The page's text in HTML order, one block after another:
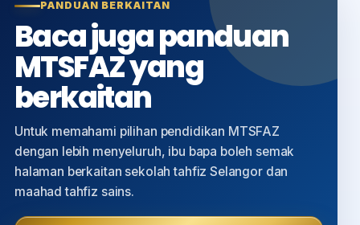
PANDUAN BERKAITAN
Baca juga panduan
MTSFAZ yang
berkaitan
Untuk memahami pilihan pendidikan MTSFAZ
dengan lebih menyeluruh, ibu bapa boleh semak
halaman berkaitan sekolah tahfiz Selangor dan
maahad tahfiz sains.